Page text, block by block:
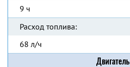
9 ч
Расход топлива:
68 л/ч
Двигатель